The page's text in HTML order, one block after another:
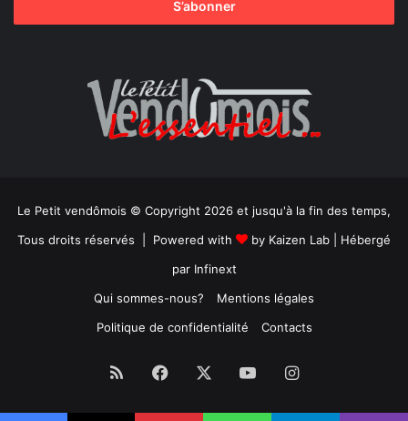
Le Petit vendômois © Copyright 2026 et jusqu'à la fin des temps,
Tous droits réservés | Powered with
by Kaizen Lab | Hébergé
par Infinext
Qui sommes-nous?
Mentions légales
Politique de confidentialité
Contacts
RSS Facebook YouTubeInstagram